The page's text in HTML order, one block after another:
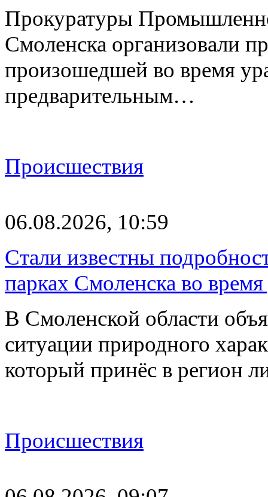
Прокуратуры
Смоленска организовали
произошедшей во время
предварительным…
Происшествия
06.08.2026, 10:59
Стали известны
парках Смоленска во
В Смоленской области
ситуации природного
который принёс в регион
Происшествия